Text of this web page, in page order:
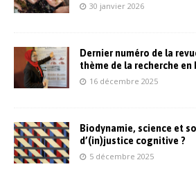
30 janvier 2026
Dernier numéro de la
thème de la recherche
16 décembre 2025
Biodynamie, science et
d’(in)justice cognitive ?
5 décembre 2025